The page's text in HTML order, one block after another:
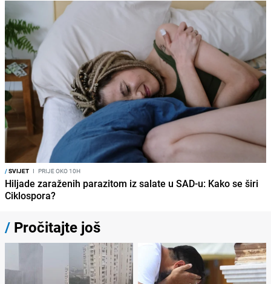
/SVIJET I PRIJE OKO 10H
Hiljade zaraženih parazitom iz salate u SAD-u: Kako se širi
Ciklospora?
/ Pročitajte još